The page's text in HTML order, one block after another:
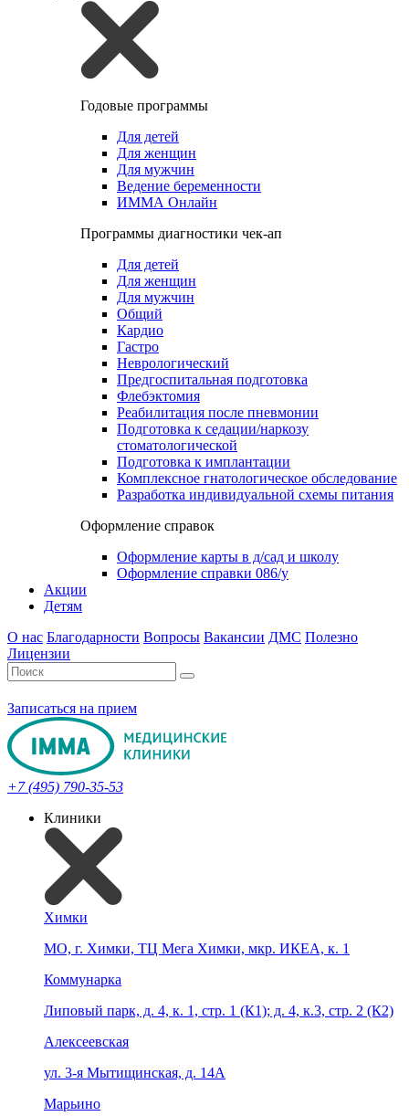
Годовые программы
Для детей
Для женщин
Для мужчин
Ведение беременности
ИММА Онлайн
Программы диагностики чек-ап
Для детей
Для женщин
Для мужчин
Общий
Кардио
Гастро
Неврологический
Предгоспитальная подготовка
Флебэктомия
Реабилитация после пневмонии
Подготовка к седации/наркозу
стоматологической
Подготовка к имплантации
Комплексное гнатологическое обследование
Разработка индивидуальной схемы питания
Оформление справок
Оформление карты в д/сад и школу
Оформление справки 086/у
Акции
Детям
О нас Благодарности Вопросы Вакансии ДМС Полезно
Лицензии
Записаться на прием
+7 (495) 790-35-53
Клиники
Химки
МО, г. Химки, ТЦ Мега Химки, мкр. ИКЕА, к. 1
Коммунарка
Липовый парк, д. 4, к. 1, стр. 1 (К1); д. 4, к.3, стр. 2 (К2)
Алексеевская
ул. 3-я Мытищинская, д. 14А
Марьино